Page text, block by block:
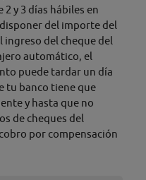
y 3 días hábiles en
del importe del
ingreso del cheque del
automático, el
puede tardar un día
tu banco tiene que
y hasta que no
de cheques del
por compensación